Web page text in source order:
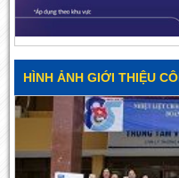
HÌNH ẢNH GIỚI THIỆU